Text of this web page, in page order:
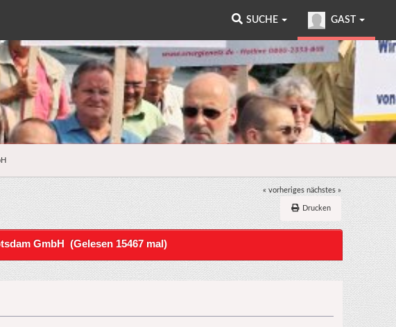
GAST
SUCHE
« vorheriges nächstes »
Drucken
GmbH (Gelesen 15467 mal)